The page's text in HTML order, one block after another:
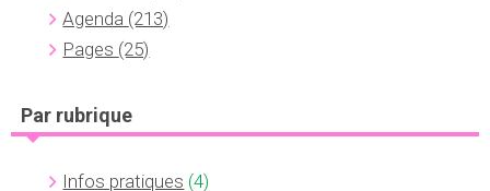
Agenda (213)
Pages (25)
Par rubrique
Infos pratiques (4)